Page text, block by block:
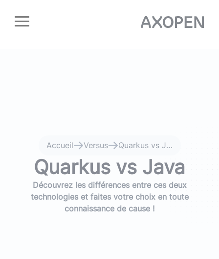
Accueil Versus Quarkus vs Java
Quarkus vs Java
Découvrez les différences entre ces deux
technologies et faites votre choix en toute
connaissance de cause !